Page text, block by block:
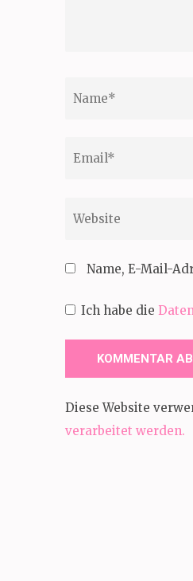
Name, E-Mail-
Ich habe die
Diese Website
verarbeitet werden.